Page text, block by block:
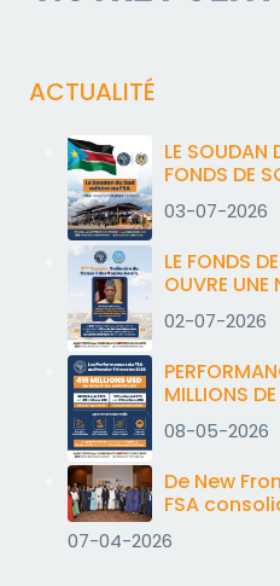
ACTUALITÉ
LE SOUDAN
FONDS DE
03-07-2026
LE FONDS
OUVRE UNE
02-07-2026
MILLIONS
08-05-2026
De New
FSA
07-04-2026